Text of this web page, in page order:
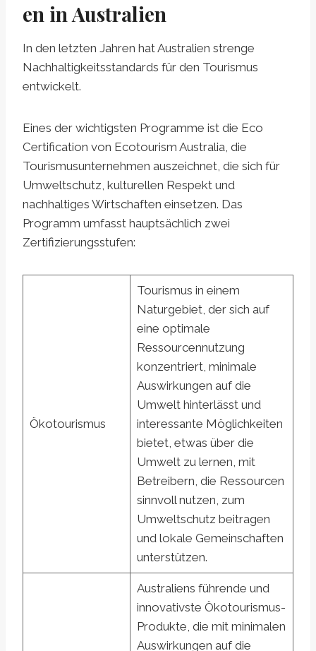
en in Australien
In den letzten Jahren hat Australien strenge
Nachhaltigkeitsstandards für den Tourismus
entwickelt.
Eines der wichtigsten Programme ist die Eco
Certification von Ecotourism Australia, die
Tourismusunternehmen auszeichnet, die sich für
Umweltschutz, kulturellen Respekt und
nachhaltiges Wirtschaften einsetzen. Das
Programm umfasst hauptsächlich zwei
Zertifizierungsstufen:
Ökotourismus
Tourismus in einem
Naturgebiet, der sich auf
eine optimale
Ressourcennutzung
konzentriert, minimale
Auswirkungen auf die
Umwelt hinterlässt und
interessante Möglichkeiten
bietet, etwas über die
Umwelt zu lernen, mit
Betreibern, die Ressourcen
sinnvoll nutzen, zum
Umweltschutz beitragen
und lokale Gemeinschaften
unterstützen.
Australiens führende und
innovativste Ökotourismus-
Produkte, die mit minimalen
Auswirkungen auf die